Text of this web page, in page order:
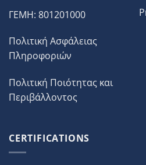
ΓΕΜΗ: 801201000
Πολιτική Ασφάλειας
Πληροφοριών
Πολιτική Ποιότητας και
Περιβάλλοντος
CERTIFICATIONS